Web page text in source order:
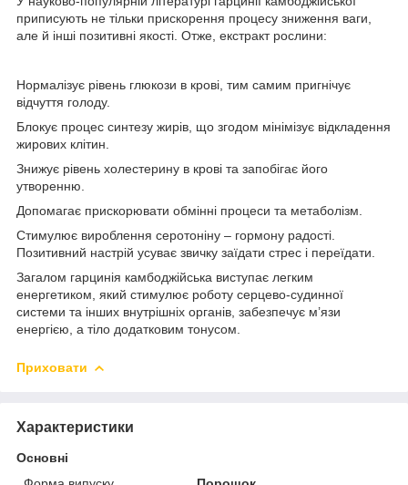
приписують не тільки прискорення процесу зниження ваги,
але й інші позитивні якості. Отже, екстракт рослини:
Нормалізує рівень глюкози в крові, тим самим пригнічує
відчуття голоду.
Блокує процес синтезу жирів, що згодом мінімізує відкладення
жирових клітин.
Знижує рівень холестерину в крові та запобігає його
утворенню.
Допомагає прискорювати обмінні процеси та метаболізм.
Стимулює вироблення серотоніну – гормону радості.
Позитивний настрій усуває звичку заїдати стрес і переїдати.
Загалом гарцинія камбоджійська виступає легким
енергетиком, який стимулює роботу серцево-судинної
системи та інших внутрішніх органів, забезпечує м’язи
енергією, а тіло додатковим тонусом.
Приховати
Характеристики
Основні